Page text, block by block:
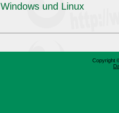
Windows und Linux
Copyright